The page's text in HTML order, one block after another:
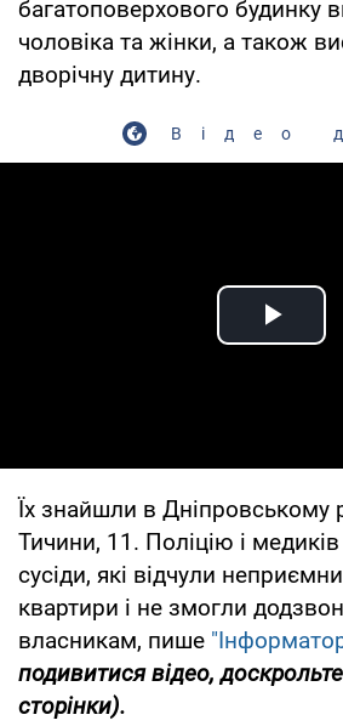
багатоповерхового будинку
чоловіка та жінки, а також
дворічну дитину.
Відео
Play
Їх знайшли в Дніпровському
Тичини, 11. Поліцію і
сусіди, які відчули
квартири і не змогли
власникам, пише
подивитися відео,
сторінки).